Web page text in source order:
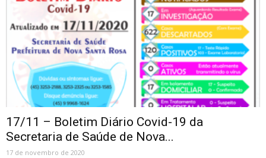
17/11 – Boletim Diário Covid-19 da
Secretaria de Saúde de Nova...
17 de novembro de 2020